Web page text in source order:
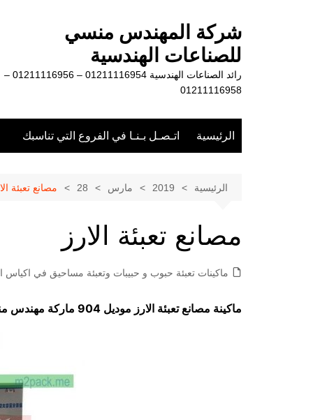
شركة المهندس منسي
للصناعات الهندسية
رائد الصناعات الهندسية 01211116954 – 01211116956 –
01211116958
الرئيسية اتـصـل بـنـا في الفروع التي تناسبك
الرئيسية 2019 مارس 28 مصانع تعبئة
مصانع تعبئة الارز
ماكينات تعبئة حبوب و حبيبات وتعبئة مساحيق في اكياس
ماكينة مصانع تعبئة الارز موديل 904 ماركة مهندس منسي